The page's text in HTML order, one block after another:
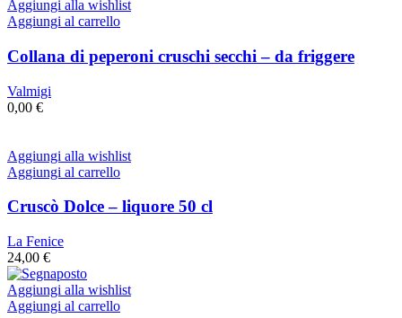
Aggiungi alla wishlist
Aggiungi al carrello
Collana di peperoni cruschi secchi – da friggere
Valmigi
0,00 €
Aggiungi alla wishlist
Aggiungi al carrello
Cruscò Dolce – liquore 50 cl
La Fenice
24,00 €
Aggiungi alla wishlist
Aggiungi al carrello